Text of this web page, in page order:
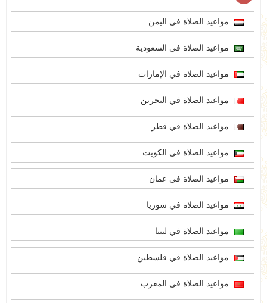
مواعيد الصلاة في اليمن
مواعيد الصلاة في السعودية
مواعيد الصلاة في الإمارات
مواعيد الصلاة في البحرين
مواعيد الصلاة في قطر
مواعيد الصلاة في الكويت
مواعيد الصلاة في عمان
مواعيد الصلاة في سوريا
مواعيد الصلاة في ليبيا
مواعيد الصلاة في فلسطين
مواعيد الصلاة في المغرب